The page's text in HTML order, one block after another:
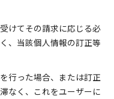
けてその請求に応じる必
、当該個人情報の訂正等
行った場合、または訂正
なく、これをユーザーに